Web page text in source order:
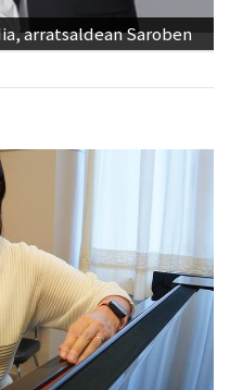
arratsaldean Saroben